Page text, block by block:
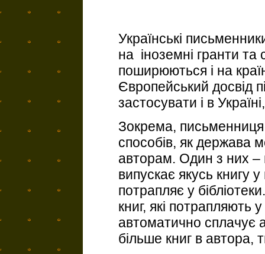
Українські
на іноземні гранти та
поширюються і на
Європейський досвід
застосувати і в
Зокрема, письменниця
способів, як держава
авторам. Один з них –
випускає якусь книгу
потрапляє у
книг, які потрапляють
автоматично сплачує
більше книг в автора,